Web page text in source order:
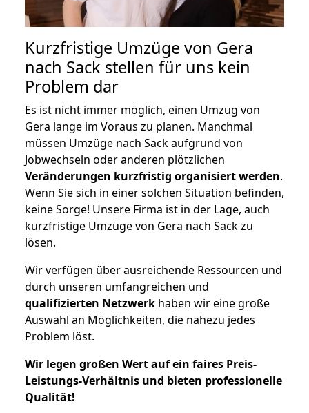
Kurzfristige Umzüge von Gera
nach Sack stellen für uns kein
Problem dar
Es ist nicht immer möglich, einen Umzug von
Gera lange im Voraus zu planen. Manchmal
müssen Umzüge nach Sack aufgrund von
Jobwechseln oder anderen plötzlichen
Veränderungen kurzfristig organisiert werden.
Wenn Sie sich in einer solchen Situation befinden,
keine Sorge! Unsere Firma ist in der Lage, auch
kurzfristige Umzüge von Gera nach Sack zu
lösen.
Wir verfügen über ausreichende Ressourcen und
durch unseren umfangreichen und
qualifizierten Netzwerk haben wir eine große
Auswahl an Möglichkeiten, die nahezu jedes
Problem löst.
Wir legen großen Wert auf ein faires Preis-
Leistungs-Verhältnis und bieten professionelle
Qualität!